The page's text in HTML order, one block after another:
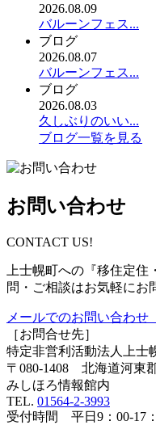
2026.08.09
バルーンフェス...
ブログ
2026.08.07
バルーンフェス...
ブログ
2026.08.03
久しぶりのいい...
ブログ一覧を見る
お問い合わせ
CONTACT US!
上士幌町への『移住定
問・ご相談はお気軽にお
メールでのお問い合わ
［お問合せ先］
特定非営利活動法人
上士
〒080-1408 北海道河東
みしほろ情報館内
TEL. 01564-2-3993
受付時間 平日9：00-17